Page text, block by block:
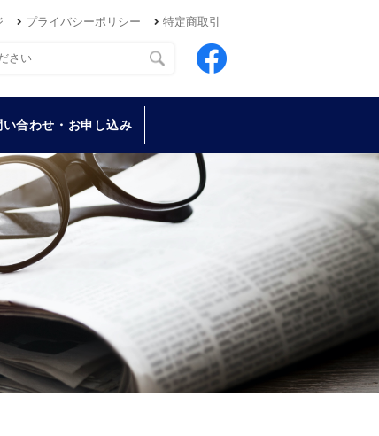
プライバシーポリシー 特定商取引
い合わせ・お申し込み